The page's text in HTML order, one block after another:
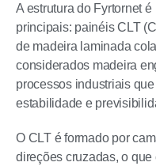
A estrutura do Fyrtornet
principais: painéis CLT
de madeira laminada
considerados madeira
processos industriais
estabilidade e
O CLT é formado por
direções cruzadas, o